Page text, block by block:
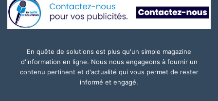
En quête de solutions est plus qu'un simple magazine
d'information en ligne. Nous nous engageons à fournir un
contenu pertinent et d'actualité qui vous permet de rester
informé et engagé.